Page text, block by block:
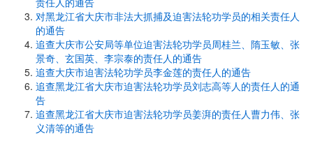
对黑龙江省大庆市非法大抓捕及迫害法轮功学员的相关责任人
的通告
追查大庆市公安局等单位迫害法轮功学员周桂兰、隋玉敏、张
景奇、玄国英、李宗泰的责任人的通告
追查大庆市迫害法轮功学员李金莲的责任人的通告
追查黑龙江省大庆市迫害法轮功学员刘志高等人的责任人的通
告
追查黑龙江省大庆市迫害法轮功学员姜湃的责任人曹力伟、张
义清等的通告